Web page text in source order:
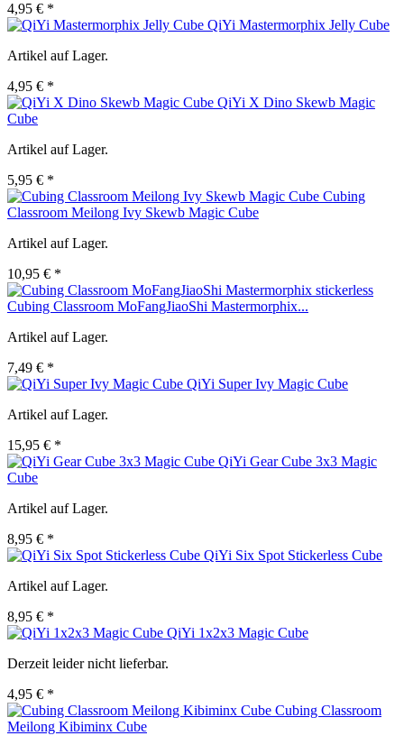
4,95 € *
QiYi Mastermorphix Jelly Cube
Artikel auf Lager.
4,95 € *
QiYi X Dino Skewb Magic
Cube
Artikel auf Lager.
5,95 € *
Cubing
Classroom Meilong Ivy Skewb Magic Cube
Artikel auf Lager.
10,95 € *
Cubing Classroom MoFangJiaoShi Mastermorphix...
Artikel auf Lager.
7,49 € *
QiYi Super Ivy Magic Cube
Artikel auf Lager.
15,95 € *
QiYi Gear Cube 3x3 Magic
Cube
Artikel auf Lager.
8,95 € *
QiYi Six Spot Stickerless Cube
Artikel auf Lager.
8,95 € *
QiYi 1x2x3 Magic Cube
Derzeit leider nicht lieferbar.
4,95 € *
Cubing Classroom
Meilong Kibiminx Cube